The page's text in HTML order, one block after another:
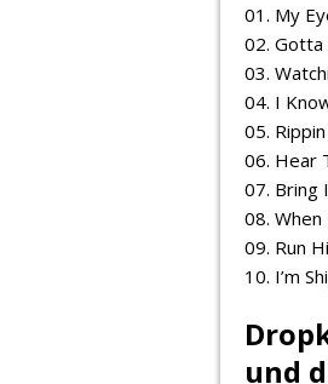
01. My
02. Gotta
03.
04. I
05.
06. Hear
07. Bring
08.
09. Run
10. I’m
und